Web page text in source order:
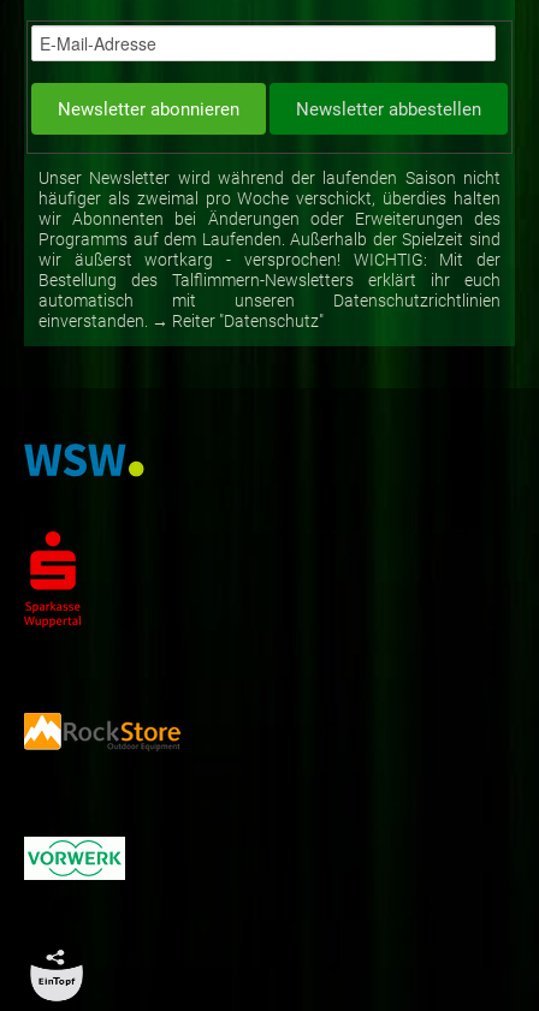
Unser Newsletter wird während der laufenden Saison nicht
häufiger als zweimal pro Woche verschickt, überdies halten
wir Abonnenten bei Änderungen oder Erweiterungen des
Programms auf dem Laufenden. Außerhalb der Spielzeit sind
wir äußerst wortkarg - versprochen! WICHTIG: Mit der
Bestellung des Talflimmern-Newsletters erklärt ihr euch
automatisch mit unseren Datenschutzrichtlinien
einverstanden. → Reiter "Datenschutz"